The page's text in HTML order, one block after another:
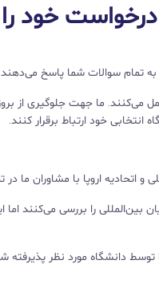
خود را
به تمام سوالات شما پاسخ می‌دهند.
می‌کنند. ما جهت جلوگیری از
خود ارتباط برقرار کنند.
اتحادیه اروپا با مشاوران ما
بین‌المللی را بررسی می‌کنند
دانشگاه مورد نظر پذیرفته